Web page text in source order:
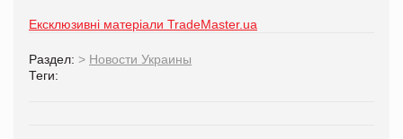
Ексклюзивні матеріали TradeMaster.ua
Раздел: > Новости Украины
Теги: